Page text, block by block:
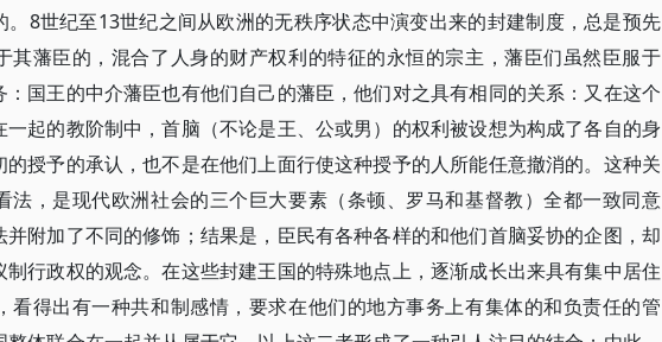
。8世纪至13世纪之间从欧洲的无秩序状态中演变出来的封建制度，总是预先
其藩臣的，混合了人身的财产权利的特征的永恒的宗主，藩臣们虽然臣服于
国王的中介藩臣也有他们自己的藩臣，他们对之具有相同的关系：又在这个
起的教阶制中，首脑（不论是王、公或男）的权利被设想为构成了各自的身
授予的承认，也不是在他们上面行使这种授予的人所能任意撤消的。这种关
法，是现代欧洲社会的三个巨大要素（条顿、罗马和基督教）全都一致同意
附加了不同的修饰；结果是，臣民有各种各样的和他们首脑妥协的企图，却
行政权的观念。在这些封建王国的特殊地点上，逐渐成长出来具有集中居住
看得出有一种共和制感情，要求在他们的地方事务上有集体的和负责任的管